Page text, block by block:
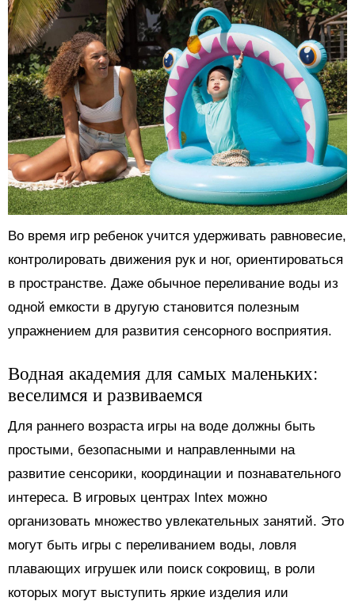
Во время игр ребенок учится удерживать равновесие,
контролировать движения рук и ног, ориентироваться
в пространстве. Даже обычное переливание воды из
одной емкости в другую становится полезным
упражнением для развития сенсорного восприятия.
Водная академия для самых маленьких:
веселимся и развиваемся
Для раннего возраста игры на воде должны быть
простыми, безопасными и направленными на
развитие сенсорики, координации и познавательного
интереса. В игровых центрах Intex можно
организовать множество увлекательных занятий. Это
могут быть игры с переливанием воды, ловля
плавающих игрушек или поиск сокровищ, в роли
которых могут выступить яркие изделия или